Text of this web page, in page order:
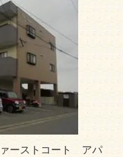
ーストコート アパ